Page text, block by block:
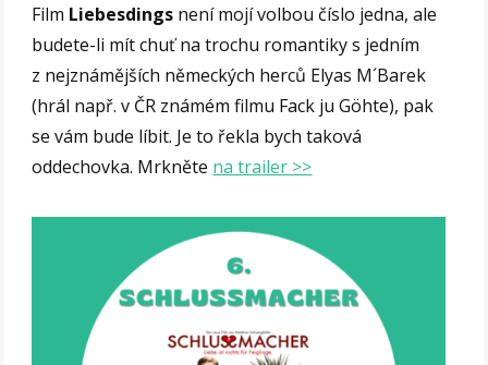
Film Liebesdings není mojí volbou číslo jedna, ale
budete-li mít chuť na trochu romantiky s jedním
z nejznámějších německých herců Elyas M´Barek
(hrál např. v ČR známém filmu Fack ju Göhte), pak
se vám bude líbit. Je to řekla bych taková
oddechovka. Mrkněte na trailer >>